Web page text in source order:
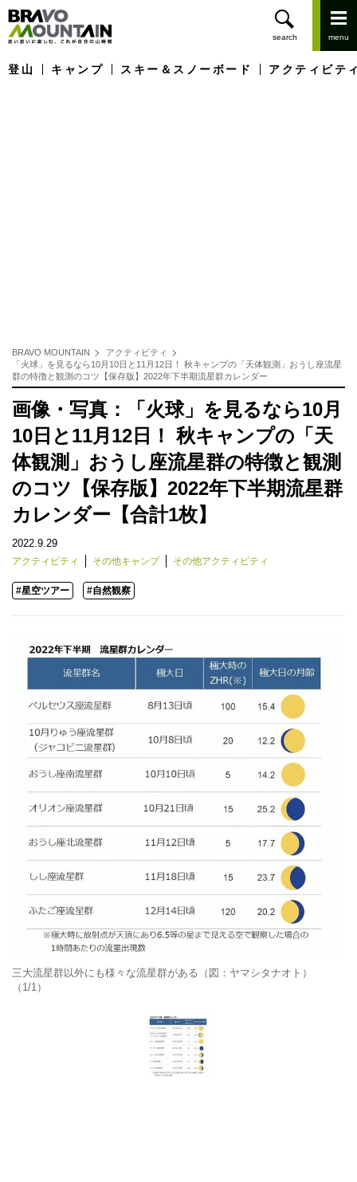
登山 キャンプ スキー＆スノーボード アクティビテ
BRAVO MOUNTAIN
アクティビティ
「火球」を見るなら10月10日と11月12日！ 秋キャンプの「天体観測」おうし座流星
群の特徴と観測のコツ【保存版】2022年下半期流星群カレンダー
画像・写真：「火球」を見るなら10月
10日と11月12日！ 秋キャンプの「天
体観測」おうし座流星群の特徴と観測
のコツ【保存版】2022年下半期流星群
カレンダー【合計1枚】
2022.9.29
アクティビティ その他キャンプ その他アクティビティ
#星空ツアー #自然観察
三大流星群以外にも様々な流星群がある（図：ヤマシタナオト）
（1/1）